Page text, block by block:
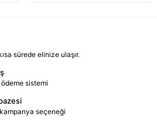
sürede elinize ulaşır.
sistemi
seçeneği